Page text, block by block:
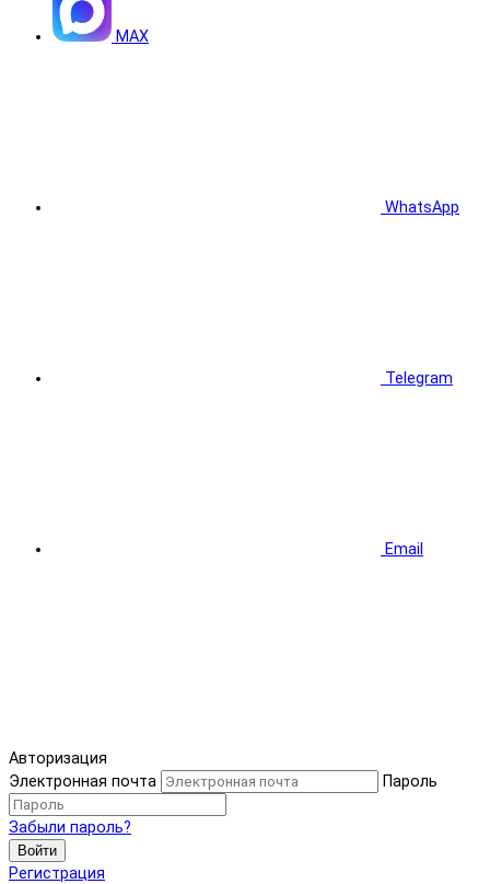
MAX
WhatsApp
Telegram
Email
Авторизация
Электронная почта
Пароль
Забыли пароль?
Войти
Регистрация